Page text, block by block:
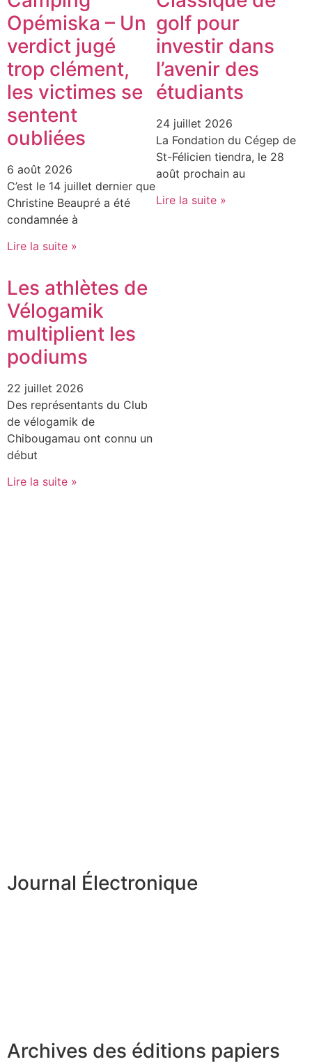
Opémiska – Un
verdict jugé
trop clément,
les victimes se
sentent
oubliées
6 août 2026
C’est le 14 juillet dernier que
Christine Beaupré a été
condamnée à
Lire la suite »
golf pour
investir dans
l’avenir des
étudiants
24 juillet 2026
La Fondation du Cégep de
St-Félicien tiendra, le 28
août prochain au
Lire la suite »
Les athlètes de
Vélogamik
multiplient les
podiums
22 juillet 2026
Des représentants du Club
de vélogamik de
Chibougamau ont connu un
début
Lire la suite »
Journal Électronique
Archives des éditions papiers